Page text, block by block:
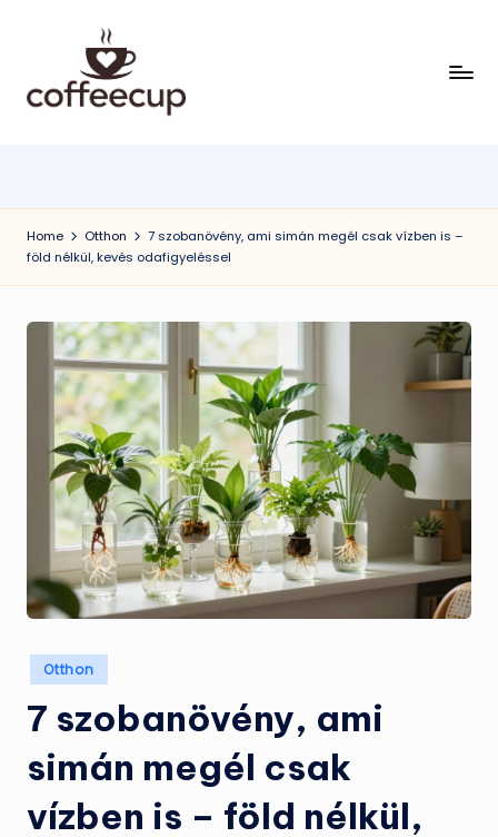
content
Home Otthon
7 szobanövény, ami simán megél csak vízben is –
föld nélkül, kevés odafigyeléssel
Posted
in
Otthon
7 szobanövény, ami
simán megél csak
vízben is – föld nélkül,